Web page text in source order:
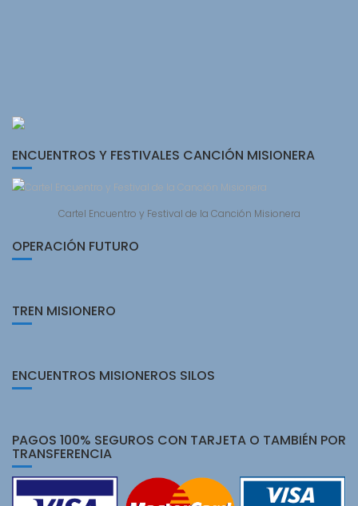
ENCUENTROS Y FESTIVALES CANCIÓN MISIONERA
Cartel Encuentro y Festival de la Canción Misionera
OPERACIÓN FUTURO
TREN MISIONERO
ENCUENTROS MISIONEROS SILOS
PAGOS 100% SEGUROS CON TARJETA O TAMBIÉN POR
TRANSFERENCIA